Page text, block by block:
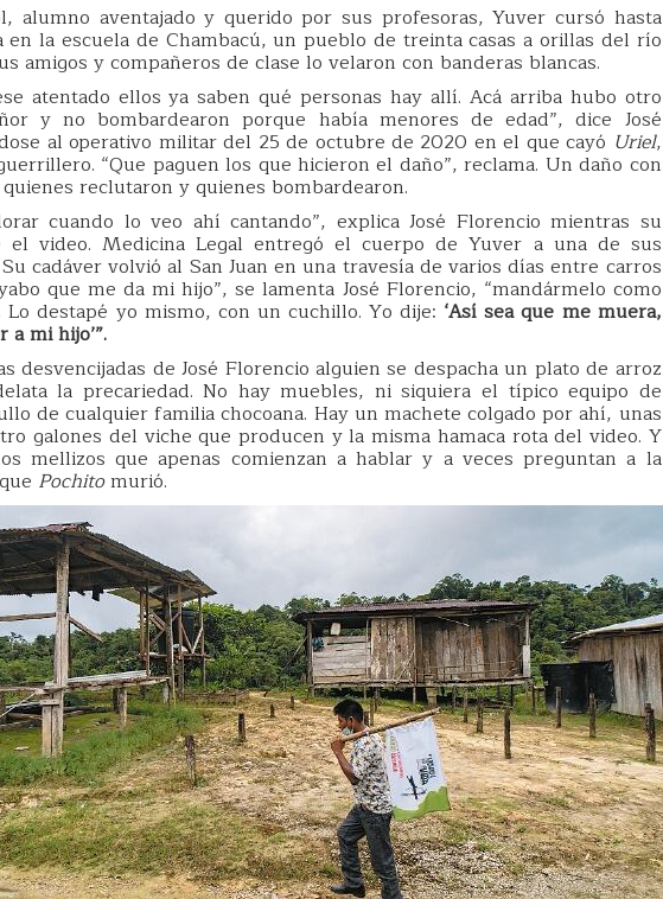
alumno aventajado y querido por sus profesoras, Yuver cursó hasta
la escuela de Chambacú, un pueblo de treinta casas a orillas del río
amigos y compañeros de clase lo velaron con banderas blancas.
atentado ellos ya saben qué personas hay allí. Acá arriba hubo otro
y no bombardearon porque había menores de edad”, dice José
al operativo militar del 25 de octubre de 2020 en el que cayó Uriel,
“Que paguen los que hicieron el daño”, reclama. Un daño con
reclutaron y quienes bombardearon.
cuando lo veo ahí cantando”, explica José Florencio mientras su
el video. Medicina Legal entregó el cuerpo de Yuver a una de sus
cadáver volvió al San Juan en una travesía de varios días entre carros
que me da mi hijo”, se lamenta José Florencio, “mandármelo como
destapé yo mismo, con un cuchillo. Yo dije: ‘Así sea que me muera,
mi hijo’”.
desvencijadas de José Florencio alguien se despacha un plato de arroz
la precariedad. No hay muebles, ni siquiera el típico equipo de
de cualquier familia chocoana. Hay un machete colgado por ahí, unas
galones del viche que producen y la misma hamaca rota del video. Y
mellizos que apenas comienzan a hablar y a veces preguntan a la
Pochitomurió.